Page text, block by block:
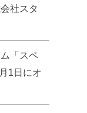
社スタ
「スペ
1日にオ